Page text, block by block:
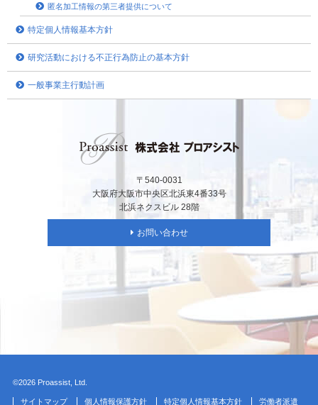
匿名加工情報の第三者提供について
特定個人情報基本方針
研究活動における不正行為防止の基本方針
一般事業主行動計画
〒540-0031
大阪府大阪市中央区北浜東4番33号
北浜ネクスビル 28階
お問い合わせ
©2026 Proassist, Ltd.
サイトマップ 個人情報保護方針 特定個人情報基本方針 労働者派遣